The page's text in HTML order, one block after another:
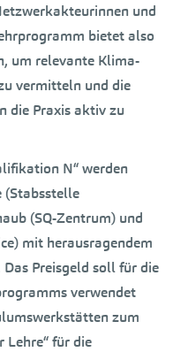
und
bietet also
um relevante Klima-
vermitteln und die
die Praxis aktiv zu
N“ werden
(Stabsstelle
(SQ-Zentrum) und
mit herausragendem
Preisgeld soll für die
verwendet
zum
Lehre“ für die